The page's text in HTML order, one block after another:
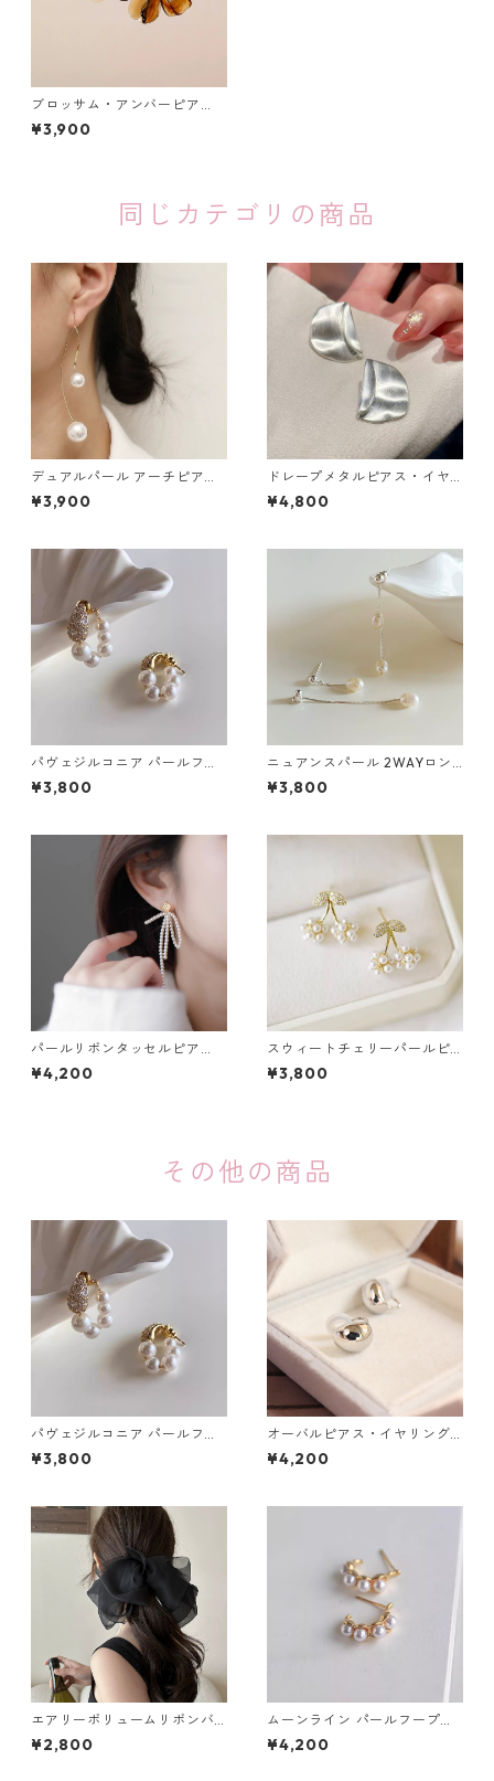
ブロッサム・アンバーピア
ス：506
¥3,900
同じカテゴリの商品
デュアルパール アーチピアス
（シルバー・ゴールド）：679
¥3,900
ドレープメタルピアス・イヤ
リング（ゴールド・シルバ
ー）：673
¥4,800
パヴェジルコニア パールフー
プピアス：671
¥3,800
ニュアンスパール 2WAYロン
グチェーンピアス：676
¥3,800
パールリボンタッセルピア
ス・イヤリング：668
¥4,200
スウィートチェリーパールピ
アス：665
¥3,800
その他の商品
パヴェジルコニア パールフー
プピアス：671
¥3,800
オーバルピアス・イヤリング
（ゴールド・シルバー）：71
¥4,200
エアリーボリュームリボンバ
レッタ（5色）：563
¥2,800
ムーンライン パールフープピ
アス・イヤリング：670
¥4,200